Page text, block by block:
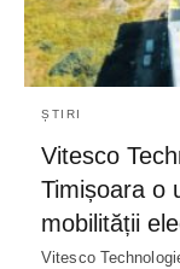
ȘTIRI
Vitesco
Timișoara o
mobilității
Vitesco